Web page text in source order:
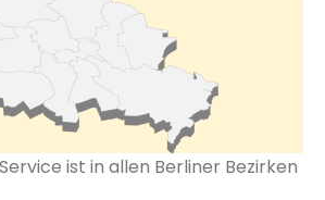
ist in allen Berliner Bezirken